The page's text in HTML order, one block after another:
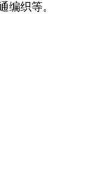
编织等。